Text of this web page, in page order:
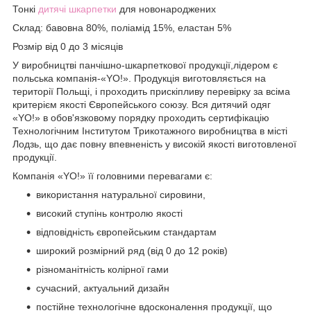
Тонкі дитячі шкарпетки для новонароджених
Склад: бавовна 80%, поліамід 15%, еластан 5%
Розмір від 0 до 3 місяців
У виробництві панчішно-шкарпеткової продукції,лідером є
польська компанія-«YO!». Продукція виготовляється на
території Польщі, і проходить прискіпливу перевірку за всіма
критерієм якості Європейського союзу. Вся дитячий одяг
«YO!» в обов'язковому порядку проходить сертифікацію
Технологічним Інститутом Трикотажного виробництва в місті
Лодзь, що дає повну впевненість у високій якості виготовленої
продукції.
Компанія «YO!» її головними перевагами є:
використання натуральної сировини,
високий ступінь контролю якості
відповідність європейським стандартам
широкий розмірний ряд (від 0 до 12 років)
різноманітність колірної гами
сучасний, актуальний дизайн
постійне технологічне вдосконалення продукції, що